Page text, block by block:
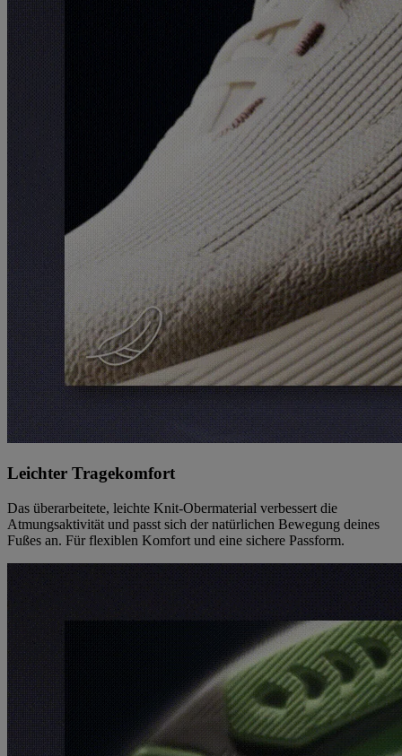
Leichter Tragekomfort
Das überarbeitete, leichte Knit-Obermaterial verbessert die
Atmungsaktivität und passt sich der natürlichen Bewegung deines
Fußes an. Für flexiblen Komfort und eine sichere Passform.